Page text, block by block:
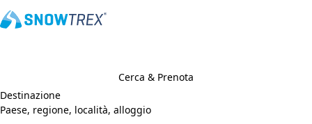
Cerca & Prenota
Destinazione